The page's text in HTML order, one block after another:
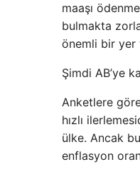
maaşı
bulmakta
önemli bir yer
Şimdi AB’ye
Anketlere
hızlı
ülke. Ancak
enflasyon